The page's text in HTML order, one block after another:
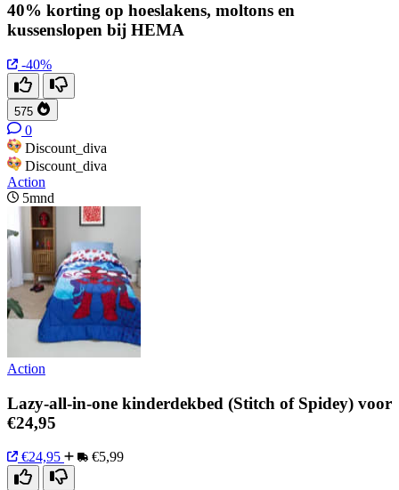
40% korting op hoeslakens, moltons en
kussenslopen bij HEMA
-40%
575
0
Discount_diva
Discount_diva
Action
5mnd
Action
Lazy-all-in-one kinderdekbed (Stitch of Spidey) voor
€24,95
€24,95 €5,99